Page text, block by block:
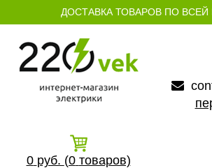
ДОСТАВКА ТОВАРОВ ПО
0 руб. (0 товаров)